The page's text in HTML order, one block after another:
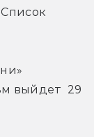
выйдет  29